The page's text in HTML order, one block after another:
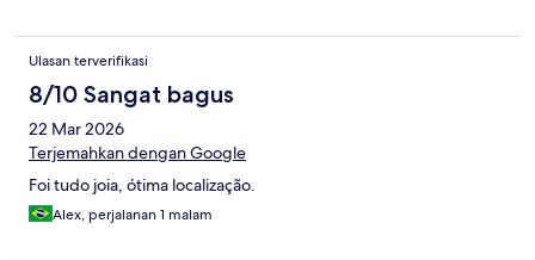
Ulasan terverifikasi
8/10 Sangat bagus
22 Mar 2026
Terjemahkan dengan Google
Foi tudo joia, ótima localização.
Alex, perjalanan 1 malam